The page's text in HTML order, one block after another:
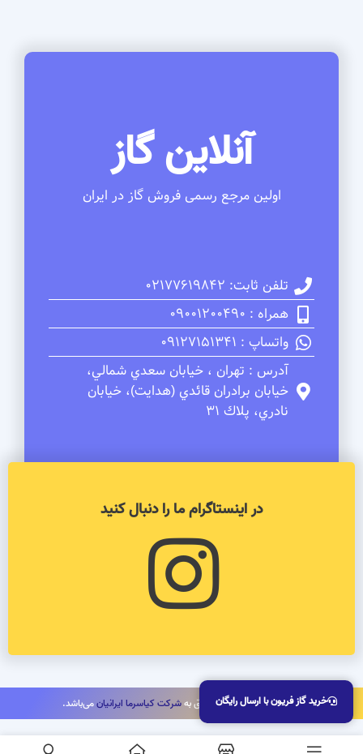
آنلاین گاز
اولین مرجع رسمی فروش گاز در ایران
تلفن ثابت: 02177619842
همراه : 09001200490
واتساپ : 09127151341
آدرس : تهران ، خيابان سعدي شمالي،
خيابان برادران قائدي (هدايت)، خيابان
نادري، پلاك 31
در اینستاگرام ما را دنبال کنید
کلیه حقوق این سایت متعلق بهشرکت کیاسرما ایرانیانمی‌باشد. خرید گاز فریون با ارسال رایگان